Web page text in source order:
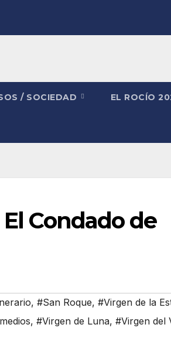
/ SOCIEDAD EL ROCÍO
Condado de
, #San Roque, #Virgen de la
, #Virgen de Luna, #Virgen del